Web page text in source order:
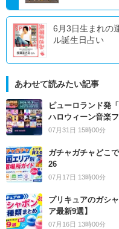
6月3日生まれの
ル誕生日占い
あわせて読みたい記事
ピューロランド発
ハロウィーン音楽
07月31日 15時00分
ガチャガチャどこ
26
07月17日 13時00分
プリキュアのガシ
ア最新9選】
07月16日 13時00分